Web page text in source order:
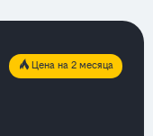
Цена на 2 месяца